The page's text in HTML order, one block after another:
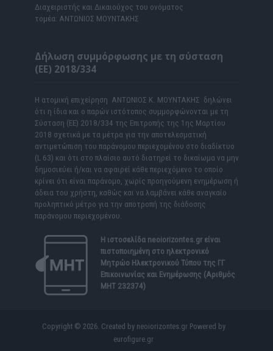
Διαχειριστής και Δικαιούχος του ονόματος
τομέα: ΑΝΤΩΝΙΟΣ ΜΟΥΝΤΑΚΗΣ
Δήλωση συμμόρφωσης με τη σύσταση
(ΕΕ) 2018/334
Η ατομική επιχείρηση ΑΝΤΩΝΙΟΣ Κ. ΜΟΥΝΤΑΚΗΣ δηλώνει
ότι η ίδια και ο παρών ιστότοπος συμμορφώνονται με τη
Σύσταση (ΕΕ) 2018/334 της Επιτροπής της 1ης Μαρτίου
2018 σχετικά με τα μέτρα για την αποτελεσματική
αντιμετώπιση του παράνομου περιεχομένου στο διαδίκτυο
(L 63) και ότι στο πλαίσιο αυτό διατηρεί το δικαίωμα να μην
δημοσιεύει ή/και να αφαιρεί κάθε περιεχόμενο το οποίο
κρίνει ότι είναι παράνομο, χωρίς προηγούμενη ενημέρωση ή
άδεια του χρήστη, καθώς και να λαμβάνει κάθε αναγκαίο
προληπτικό μέτρο για την αποτροπή της διάδοσης
παράνομου περιεχομένου.
Η ιστοσελίδα neoiorizontes.grείναι
πιστοποιημένη στο ηλεκτρονικό
Μητρώο Ηλεκτρονικού Τύπου της ΓΓ
Επικοινωνίας και Ενημέρωσης (Αριθμός
ΜΗΤ 232374)
Copyright © 2026. Created by neoiorizontes.gr Powered by
eurofigure.gr